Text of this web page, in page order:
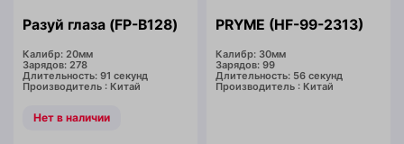
Разуй глаза (FP-B128)
Калибр: 20мм
Зарядов: 278
Длительность: 91 секунд
Производитель : Китай
Нет в наличии
PRYME (HF-99-2313)
Калибр: 30мм
Зарядов: 99
Длительность: 56 секунд
Производитель : Китай